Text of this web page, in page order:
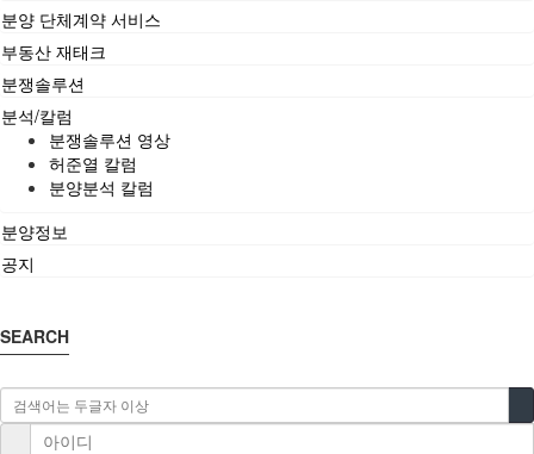
분양 단체계약 서비스
부동산 재태크
분쟁솔루션
분석/칼럼
분쟁솔루션 영상
허준열 칼럼
분양분석 칼럼
분양정보
공지
SEARCH